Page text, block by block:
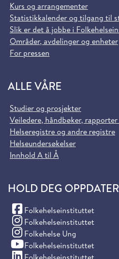
Kurs og arrangementer
Statistikkalender og tilgang til
Slik er det å jobbe i
Områder, avdelinger og enheter
For pressen
ALLE VÅRE
Studier og prosjekter
Veiledere, håndbøker,
Helseregistre og andre registre
Helseundersøkelser
Innhold A til Å
HOLD DEG
Folkehelseinstituttet
(Facebook)
Folkehelseinstituttet
(Instagram)
Folkehelse Ung
(Instagram)
Folkehelseinstituttet
(YouTube)
(LinkedIn)